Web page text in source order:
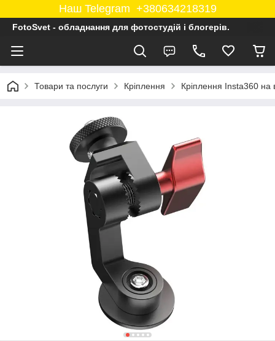
Наш Telegram +380634218319
FotoSvet - обладнання для фотостудій і блогерів.
Товари та послуги Кріплення Кріплення Insta360 на